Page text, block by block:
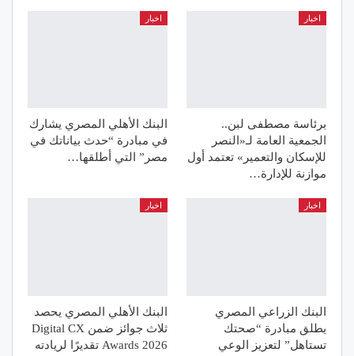
اخبار
برئاسة مصطفى لبن..
الجمعية العامة لـ«النصر
للإسكان والتعمير» تعتمد أول
موازنة للإدارة…
اخبار
البنك الأهلي المصري يشارك
في مبادرة “حدث بياناتك في
مصر” التي أطلقها…
اخبار
البنك الزراعي المصري
يطلق مبادرة “صحتك
تستاهل” لتعزيز الوعي
اخبار
البنك الأهلي المصري يحصد
ثلاث جوائز ضمن Digital CX
Awards 2026 تقديرًا لريادته